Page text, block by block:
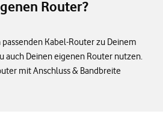
Router?
Kabel-Router zu Deinem
auch Deinen eigenen Router nutzen.
mit Anschluss & Bandbreite